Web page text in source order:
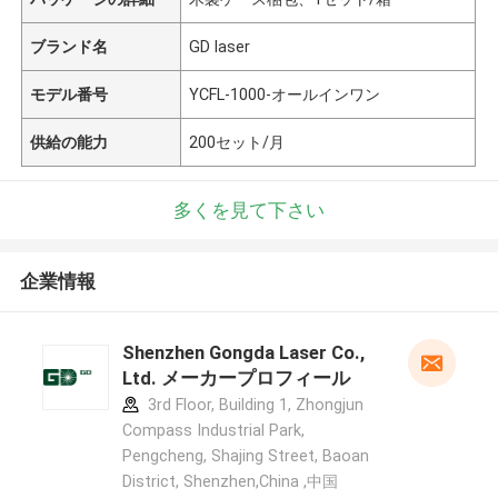
ブランド名 GD laser
モデル番号 YCFL-1000-オールインワン
供給の能力 200セット/月
多くを見て下さい
企業情報
Shenzhen Gongda Laser Co.,
Ltd. メーカープロフィール
3rd Floor, Building 1, Zhongjun
Compass Industrial Park,
Pengcheng, Shajing Street, Baoan
District, Shenzhen,China ,中国